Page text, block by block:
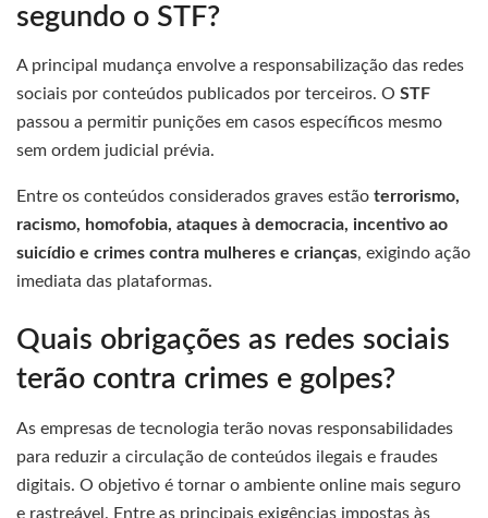
segundo o STF?
A principal mudança envolve a responsabilização das redes
sociais por conteúdos publicados por terceiros. O STF
passou a permitir punições em casos específicos mesmo
sem ordem judicial prévia.
Entre os conteúdos considerados graves estão terrorismo,
racismo, homofobia, ataques à democracia, incentivo ao
suicídio e crimes contra mulheres e crianças, exigindo ação
imediata das plataformas.
Quais obrigações as redes sociais
terão contra crimes e golpes?
As empresas de tecnologia terão novas responsabilidades
para reduzir a circulação de conteúdos ilegais e fraudes
digitais. O objetivo é tornar o ambiente online mais seguro
e rastreável. Entre as principais exigências impostas às